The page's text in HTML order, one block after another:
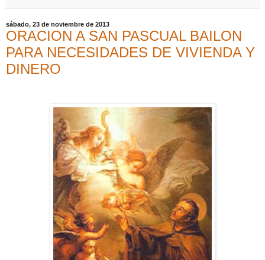
sábado, 23 de noviembre de 2013
ORACION A SAN PASCUAL BAILON
PARA NECESIDADES DE VIVIENDA Y
DINERO